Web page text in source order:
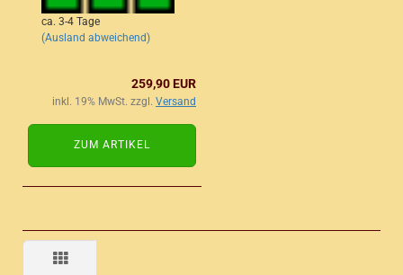
ca. 3-4 Tage
(Ausland abweichend)
259,90 EUR
inkl. 19% MwSt. zzgl. Versand
ZUM ARTIKEL